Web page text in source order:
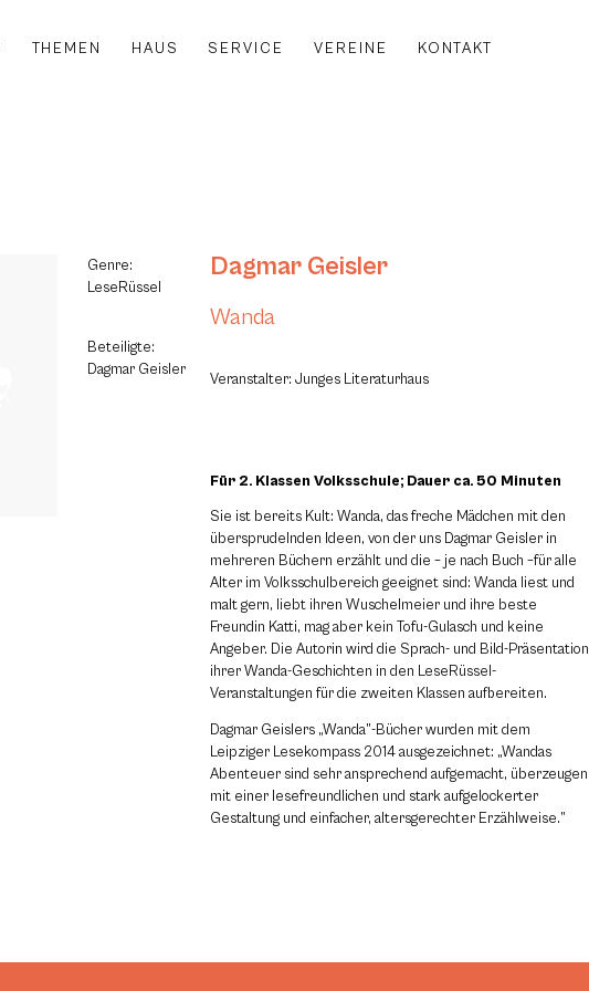
THEMEN HAUS SERVICE VEREINE KONTAKT
Genre:
LeseRüssel
Beteiligte:
Dagmar Geisler
Dagmar Geisler
Wanda
Veranstalter: Junges Literaturhaus
Für 2. Klassen Volksschule; Dauer ca. 50 Minuten
Sie ist bereits Kult: Wanda, das freche Mädchen mit den
übersprudelnden Ideen, von der uns Dagmar Geisler in
mehreren Büchern erzählt und die – je nach Buch –für alle
Alter im Volksschulbereich geeignet sind: Wanda liest und
malt gern, liebt ihren Wuschelmeier und ihre beste
Freundin Katti, mag aber kein Tofu-Gulasch und keine
Angeber. Die Autorin wird die Sprach- und Bild-Präsentation
ihrer Wanda-Geschichten in den LeseRüssel-
Veranstaltungen für die zweiten Klassen aufbereiten.
Dagmar Geislers „Wanda”-Bücher wurden mit dem
Leipziger Lesekompass 2014 ausgezeichnet: „Wandas
Abenteuer sind sehr ansprechend aufgemacht, überzeugen
mit einer lesefreundlichen und stark aufgelockerter
Gestaltung und einfacher, altersgerechter Erzählweise.”